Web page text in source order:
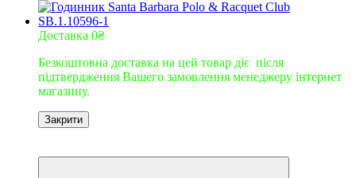
Доставка 0₴
Безкоштовна доставка на цей товар діє після
підтвердження Вашего замовлення менеджеру інтернет
магазину.
Закрити